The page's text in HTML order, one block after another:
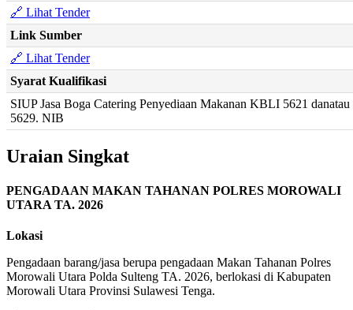
🔗 Lihat Tender
Link Sumber
🔗 Lihat Tender
Syarat Kualifikasi
SIUP Jasa Boga Catering Penyediaan Makanan KBLI 5621 danatau
5629. NIB
Uraian Singkat
PENGADAAN MAKAN TAHANAN POLRES MOROWALI
UTARA TA. 2026
Lokasi
Pengadaan barang/jasa berupa pengadaan Makan Tahanan Polres
Morowali Utara Polda Sulteng TA. 2026, berlokasi di Kabupaten
Morowali Utara Provinsi Sulawesi Tenga.